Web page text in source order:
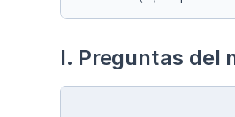
I. Preguntas del